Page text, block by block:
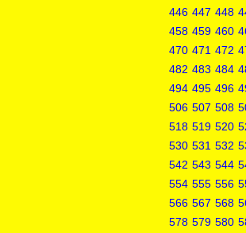
446 447 448
458 459 460
470 471 472
482 483 484
494 495 496
506 507 508
518 519 520
530 531 532
542 543 544
554 555 556
566 567 568
578 579 580